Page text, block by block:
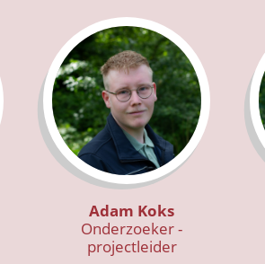
Adam Koks
Onderzoeker -
projectleider